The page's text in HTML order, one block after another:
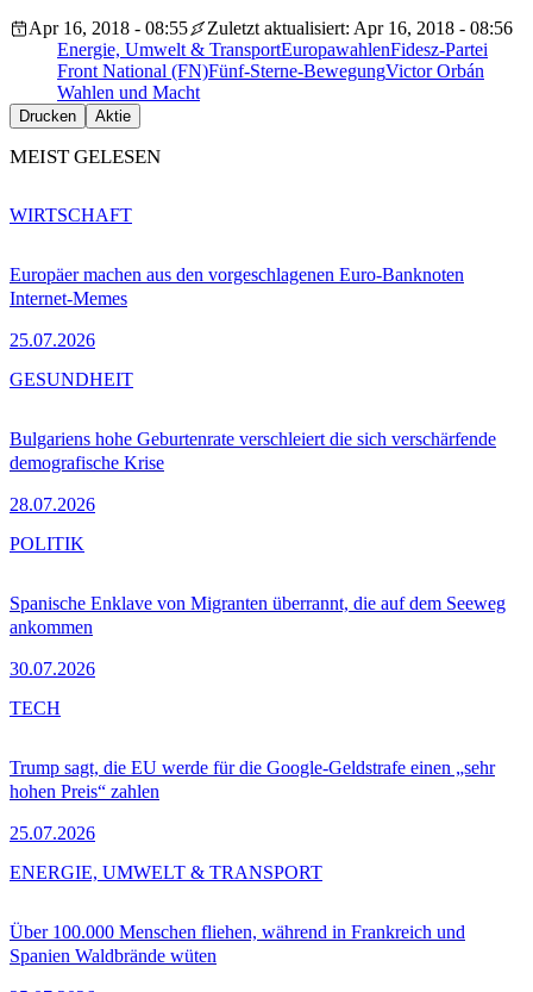
Apr 16, 2018 - 08:55
Zuletzt aktualisiert: Apr 16, 2018 - 08:56
Energie, Umwelt & TransportEuropawahlenFidesz-Partei
Front National (FN)Fünf-Sterne-BewegungVictor Orbán
Wahlen und Macht
Drucken Aktie
MEIST GELESEN
Europäer machen aus den vorgeschlagenen Euro-Banknoten
Internet-Memes
25.07.2026
WIRTSCHAFT
Bulgariens hohe Geburtenrate verschleiert die sich verschärfende
demografische Krise
28.07.2026
GESUNDHEIT
Spanische Enklave von Migranten überrannt, die auf dem Seeweg
ankommen
30.07.2026
POLITIK
Trump sagt, die EU werde für die Google-Geldstrafe einen „sehr
hohen Preis“ zahlen
25.07.2026
TECH
Über 100.000 Menschen fliehen, während in Frankreich und
Spanien Waldbrände wüten
ENERGIE, UMWELT & TRANSPORT